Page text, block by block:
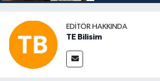
EDITÖR HAKKINDA
TE Bilisim